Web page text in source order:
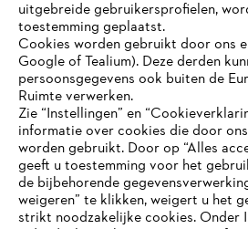
JE BROWSER WORDT
ONDERSTEUND
Je gebruikt een browser die we nog
uitgebreide gebruikersprofielen,
toestemming geplaatst.
Cookies worden gebruikt door ons
Google of Tealium). Deze derden
persoonsgegevens ook buiten de
Ruimte verwerken.
Zie “Instellingen” en
informatie over cookies die door
worden gebruikt. Door op “Alles
geeft u toestemming voor het
de bijbehorende
weigeren” te klikken, weigert u het
strikt noodzakelijke cookies. Onder